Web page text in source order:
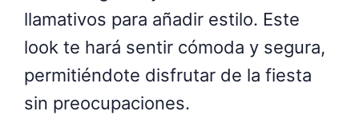
llamativos para añadir estilo. Este
look te hará sentir cómoda y segura,
permitiéndote disfrutar de la fiesta
sin preocupaciones.